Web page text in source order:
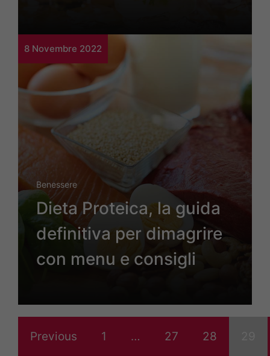
8 Novembre 2022
Benessere
Dieta Proteica, la guida
definitiva per dimagrire
con menu e consigli
Previous 1 … 27 28